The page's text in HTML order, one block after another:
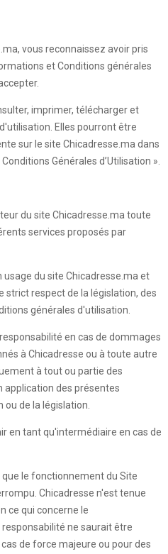
vous reconnaissez avoir pris
et Conditions générales
imprimer, télécharger et
Elles pourront être
sur le site Chicadresse.ma dans
Générales d’Utilisation ».
du site Chicadresse.ma toute
services proposés par
usage du site Chicadresse.ma et
strict respect de la législation, des
générales d'utilisation.
en cas de dommages
à Chicadresse ou à toute autre
à tout ou partie des
application des présentes
de la législation.
en tant qu'intermédiaire en cas de
le fonctionnement du Site
Chicadresse n'est tenue
ce qui concerne le
ne saurait être
de force majeure ou pour des